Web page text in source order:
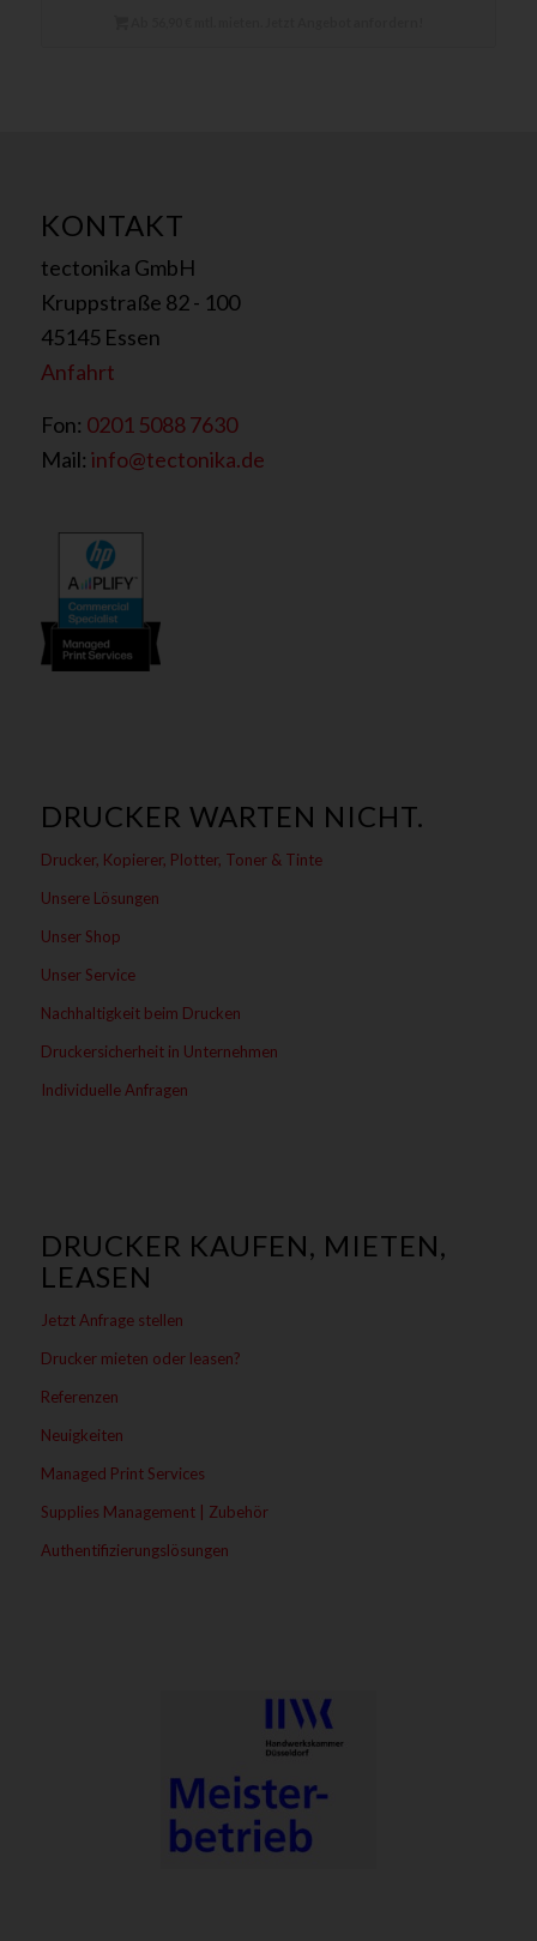
KONTAKT
tectonika GmbH
Kruppstraße 82 - 100
45145 Essen
Anfahrt
Fon: 0201 5088 7630
Mail: info@tectonika.de
DRUCKER WARTEN NICHT.
Drucker, Kopierer, Plotter, Toner & Tinte
Unsere Lösungen
Unser Shop
Unser Service
Nachhaltigkeit beim Drucken
Druckersicherheit in Unternehmen
Individuelle Anfragen
DRUCKER KAUFEN, MIETEN,
LEASEN
Jetzt Anfrage stellen
Drucker mieten oder leasen?
Referenzen
Neuigkeiten
Managed Print Services
Supplies Management | Zubehör
Authentifizierungslösungen